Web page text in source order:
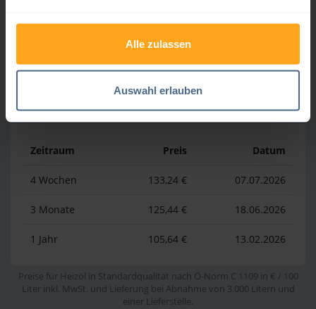
Alle zulassen
Auswahl erlauben
185,44 €
Heizölpreis-Tiefstwerte
Zeitraum Preis Datum
4 Wochen 133,24 € 07.07.2026
3 Monate 125,44 € 18.06.2026
1 Jahr 105,64 € 13.02.2026
Preise für Heizöl in Standardqualität nach Ö-Norm C 1109 in € / 100
Liter inkl. MwSt. und Lieferung bei Abnahme von 3.000 Litern und
einer Lieferstelle.